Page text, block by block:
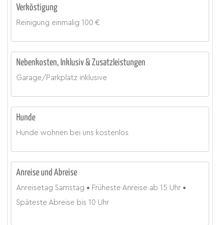
Verköstigung
Reinigung einmalig 100 €
Nebenkosten, Inklusiv & Zusatzleistungen
Garage/Parkplatz inklusive
Hunde
Hunde wohnen bei uns kostenlos
Anreise und Abreise
Anreisetag Samstag Früheste Anreise ab 15 Uhr
Späteste Abreise bis 10 Uhr